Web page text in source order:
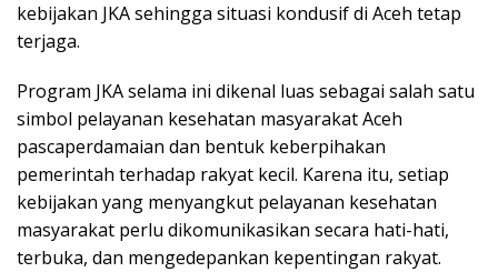
kebijakan JKA sehingga situasi kondusif di Aceh tetap
terjaga.
Program JKA selama ini dikenal luas sebagai salah satu
simbol pelayanan kesehatan masyarakat Aceh
pascaperdamaian dan bentuk keberpihakan
pemerintah terhadap rakyat kecil. Karena itu, setiap
kebijakan yang menyangkut pelayanan kesehatan
masyarakat perlu dikomunikasikan secara hati-hati,
terbuka, dan mengedepankan kepentingan rakyat.